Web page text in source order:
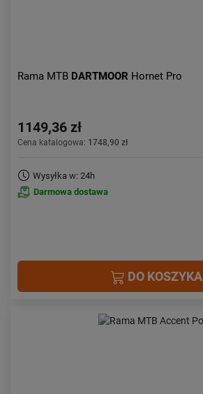
Rama MTB DARTMOOR Hornet Pro
1149,36 zł
Cena katalogowa: 1748,90 zł
Wysyłka w: 24h
Darmowa dostawa
DO KOSZYKA